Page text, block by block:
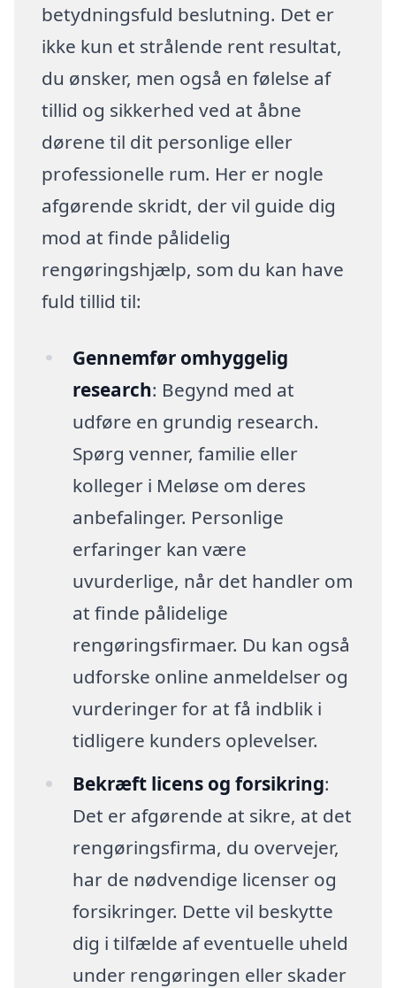
betydningsfuld beslutning. Det er
ikke kun et strålende rent resultat,
du ønsker, men også en følelse af
tillid og sikkerhed ved at åbne
dørene til dit personlige eller
professionelle rum. Her er nogle
afgørende skridt, der vil guide dig
mod at finde pålidelig
rengøringshjælp, som du kan have
fuld tillid til:
Gennemfør omhyggelig
research: Begynd med at
udføre en grundig research.
Spørg venner, familie eller
kolleger i Meløse om deres
anbefalinger. Personlige
erfaringer kan være
uvurderlige, når det handler om
at finde pålidelige
rengøringsfirmaer. Du kan også
udforske online anmeldelser og
vurderinger for at få indblik i
tidligere kunders oplevelser.
Bekræft licens og forsikring:
Det er afgørende at sikre, at det
rengøringsfirma, du overvejer,
har de nødvendige licenser og
forsikringer. Dette vil beskytte
dig i tilfælde af eventuelle uheld
under rengøringen eller skader